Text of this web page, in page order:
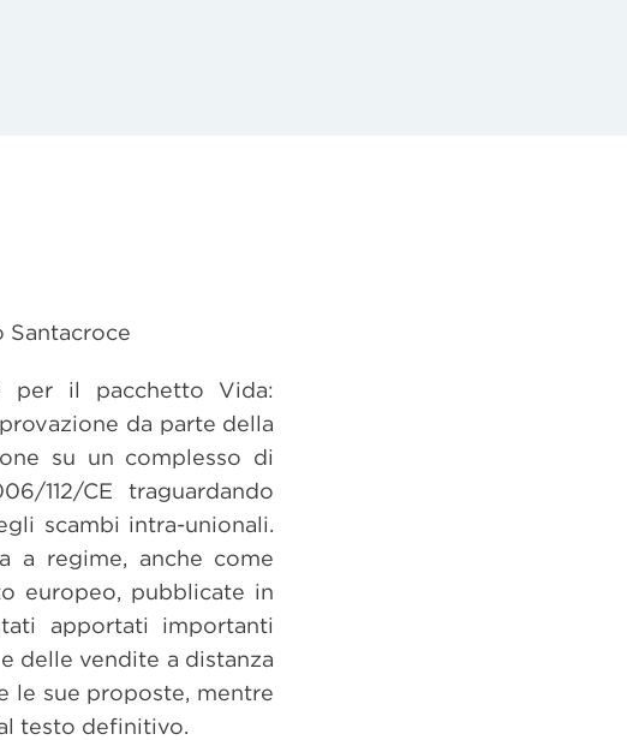
Santacroce
per il pacchetto Vida:
da parte della
su un complesso di
112/CE traguardando
scambi intra-unionali.
a regime, anche come
europeo, pubblicate in
apportati importanti
delle vendite a distanza
le sue proposte, mentre
testo definitivo.